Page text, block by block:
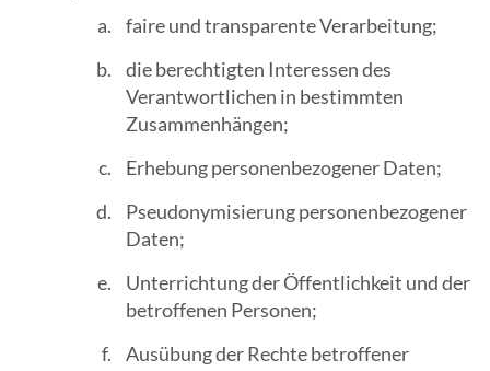
faire und transparente Verarbeitung;
die berechtigten Interessen des
Verantwortlichen in bestimmten
Zusammenhängen;
Erhebung personenbezogener Daten;
Pseudonymisierung personenbezogener
Daten;
Unterrichtung der Öffentlichkeit und der
betroffenen Personen;
Ausübung der Rechte betroffener